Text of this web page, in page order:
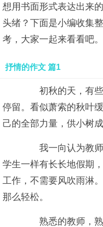
想用书面形式表达出来
头绪？下面是小编收集
考，大家一起来看看吧。
抒情的作文 篇1
初秋的天，有些
停留。看似萧索的秋叶
己的全部力量，供小树
我一向认为教师
学生一样有长长地假期
工作，不需要风吹雨淋
那么轻松。
熟悉的教师，熟